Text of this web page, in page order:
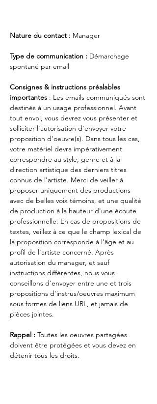
Nature du contact : Manager
Type de communication : Démarchage
spontané par email
Consignes & instructions préalables
importantes : Les emails communiqués sont
destinés à un usage professionnel. Avant
tout envoi, vous devrez vous présenter et
solliciter l'autorisation d'envoyer votre
proposition d'oeuvre(s). Dans tous les cas,
votre matériel devra impérativement
correspondre au style, genre et à la
direction artistique des derniers titres
connus de l'artiste. Merci de veiller à
proposer uniquement des productions
avec de belles voix témoins, et une qualité
de production à la hauteur d'une écoute
professionnelle. En cas de propositions de
textes, veillez à ce que le champ lexical de
la proposition corresponde à l'âge et au
profil de l'artiste concerné. Après
autorisation du manager, et sauf
instructions différentes, nous vous
conseillons d'envoyer entre une et trois
propositions d'instrus/oeuvres maximum
sous formes de liens URL, et jamais de
pièces jointes.
Rappel : Toutes les oeuvres partagées
doivent être protégées et vous devez en
détenir tous les droits.